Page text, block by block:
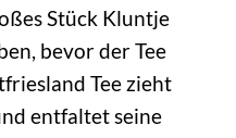
Stück Kluntje
bevor der Tee
Tee zieht
entfaltet seine